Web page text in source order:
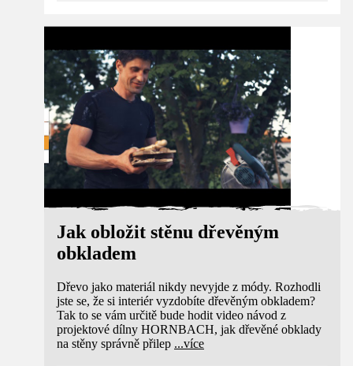
Jak obložit stěnu dřevěným
obkladem
Dřevo jako materiál nikdy nevyjde z módy. Rozhodli
jste se, že si interiér vyzdobíte dřevěným obkladem?
Tak to se vám určitě bude hodit video návod z
projektové dílny HORNBACH, jak dřevěné obklady
na stěny správně přilep ...více